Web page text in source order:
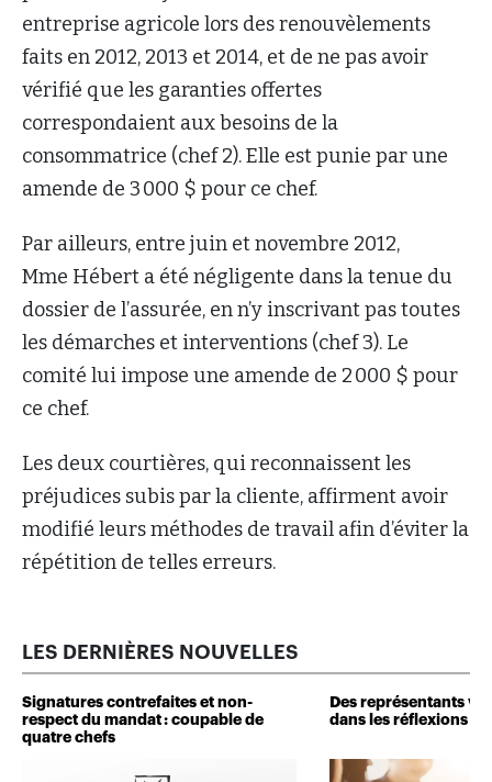
entreprise agricole lors des renouvèlements
faits en 2012, 2013 et 2014, et de ne pas avoir
vérifié que les garanties offertes
correspondaient aux besoins de la
consommatrice (chef 2). Elle est punie par une
amende de 3 000 $ pour ce chef.
Par ailleurs, entre juin et novembre 2012,
Mme Hébert a été négligente dans la tenue du
dossier de l’assurée, en n’y inscrivant pas toutes
les démarches et interventions (chef 3). Le
comité lui impose une amende de 2 000 $ pour
ce chef.
Les deux courtières, qui reconnaissent les
préjudices subis par la cliente, affirment avoir
modifié leurs méthodes de travail afin d’éviter la
répétition de telles erreurs.
LES DERNIÈRES NOUVELLES
Signatures contrefaites et non-
respect du mandat : coupable de
quatre chefs
Des représentants
dans les réflexions de